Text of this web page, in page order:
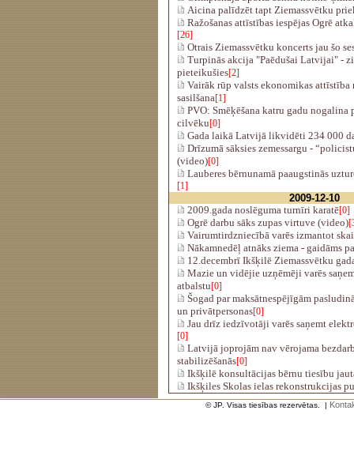
Aicina palīdzēt tapt Ziemassvētku
Ražošanas attīstības iespējas Ogrē
[26]
Otrais Ziemassvētku koncerts jau šo
Turpinās akcija "Paēdušai Latvijai" -
pieteikušies[2]
Vairāk rūp valsts ekonomikas attīstība
sasilšana[1]
PVO: Smēķēšana katru gadu nogalina
cilvēku[0]
Gada laikā Latvijā likvidēti 234 000
Drīzumā sāksies zemessargu -
(video)[0]
Lauberes bērnunamā paaugstinās
[1]
2009-12-10
2009.gada noslēguma turnīri karatē[0]
Ogrē darbu sāks zupas virtuve (video)
Vairumtirdzniecībā varēs izmantot
Nākamnedēļ atnāks ziema - gaidāms
12.decembrī Ikšķilē Ziemassvētku
Mazie un vidējie uzņēmēji varēs
atbalstu[0]
Šogad par maksātnespējīgām
un privātpersonas[0]
Jau drīz iedzīvotāji varēs saņemt
[0]
Latvijā joprojām nav vērojama
stabilizēšanās[0]
Ikšķilē konsultācijas bērnu tiesību
Ikšķiles Skolas ielas rekonstrukcijas
© JP. Visas tiesības rezervētas. |